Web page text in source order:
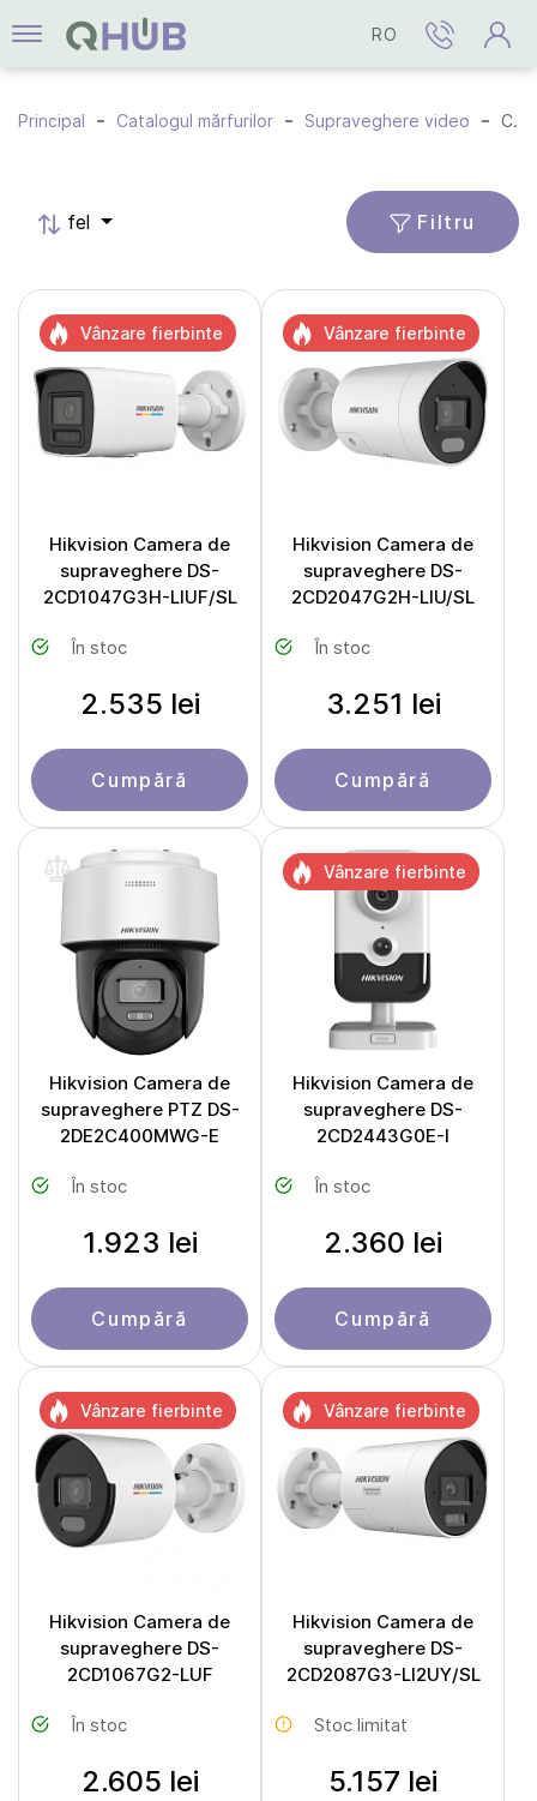
RO
Principal Catalogul mărfurilor Supraveghere video Camere IP
fel Filtru
Hikvision Camera de
supraveghere DS-
2CD1047G3H-LIUF/SL
În stoc
2.535 lei
Cumpără
Vânzare fierbinte
Hikvision Camera de
supraveghere DS-
2CD2047G2H-LIU/SL
În stoc
3.251 lei
Cumpără
Vânzare fierbinte
Hikvision Camera de
supraveghere PTZ DS-
2DE2C400MWG-E
În stoc
1.923 lei
Cumpără
Hikvision Camera de
supraveghere DS-
2CD2443G0E-I
În stoc
2.360 lei
Cumpără
Vânzare fierbinte
Hikvision Camera de
supraveghere DS-
2CD1067G2-LUF
În stoc
2.605 lei
Vânzare fierbinte
Hikvision Camera de
supraveghere DS-
2CD2087G3-LI2UY/SL
Stoc limitat
5.157 lei
Vânzare fierbinte